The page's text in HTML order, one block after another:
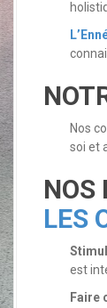
Nos
soi et
NOS
LES
est
Faire